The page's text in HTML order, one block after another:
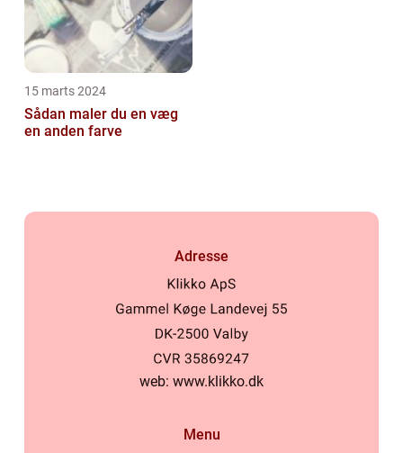
15 marts 2024
Sådan maler du en væg
en anden farve
Adresse
web: www.klikko.dk
Menu